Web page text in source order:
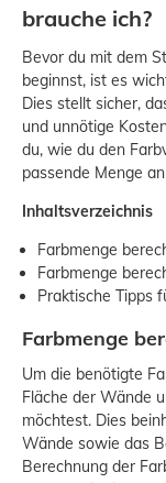
brauche ich?
Bevor du mit dem
beginnst, ist es
Dies stellt sicher,
und unnötige
du, wie du den
passende Menge
Inhaltsverzeichnis
Farbmenge
Farbmenge
Praktische Tipps
Farbmenge
Um die benötigte
Fläche der Wände
möchtest. Dies
Wände sowie das
Berechnung der